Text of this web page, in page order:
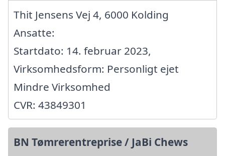
Thit Jensens Vej 4, 6000 Kolding
Ansatte:
Startdato: 14. februar 2023,
Virksomhedsform: Personligt ejet
Mindre Virksomhed
CVR: 43849301
BN Tømrerentreprise / JaBi Chews